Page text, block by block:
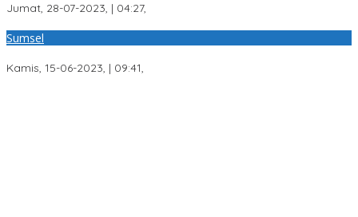
Jumat, 28-07-2023, | 04:27,
Sumsel
Kamis, 15-06-2023, | 09:41,